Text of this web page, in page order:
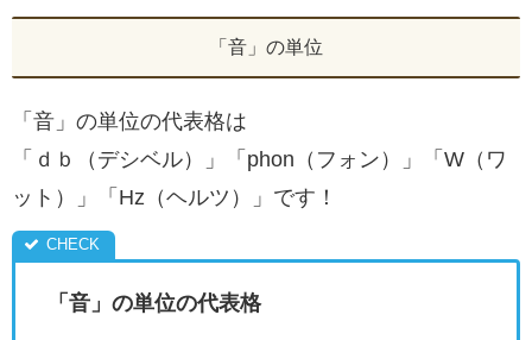
「音」の単位
「音」の単位の代表格は
「ｄｂ（デシベル）」「phon（フォン）」「W（ワ
ット）」「Hz（ヘルツ）」です！
「音」の単位の代表格